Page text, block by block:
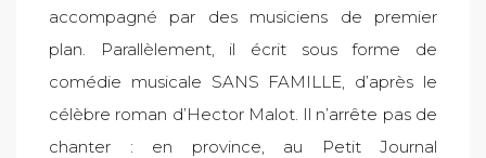
accompagné par des musiciens de premier
plan. Parallèlement, il écrit sous forme de
comédie musicale SANS FAMILLE, d’après le
célèbre roman d’Hector Malot. Il n’arrête pas de
chanter : en province, au Petit Journal